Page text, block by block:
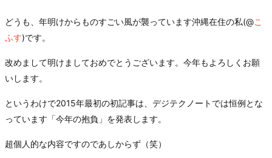
どうも、年明けからものすごい風が襲っています沖縄在住の私(@こ
ふす)です。
改めまして明けましておめでとうございます。今年もよろしくお願
いします。
というわけで2015年最初の初記事は、デジテクノートでは恒例とな
っています「今年の抱負」を発表します。
超個人的な内容ですのであしからず（笑）